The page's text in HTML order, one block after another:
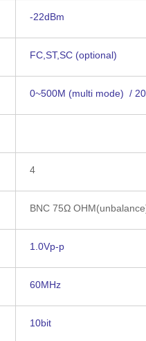
-22dBm
FC,ST,SC (optional)
0~500M (multi mode) /
4
BNC 75Ω
1.0Vp-p
60MHz
10bit